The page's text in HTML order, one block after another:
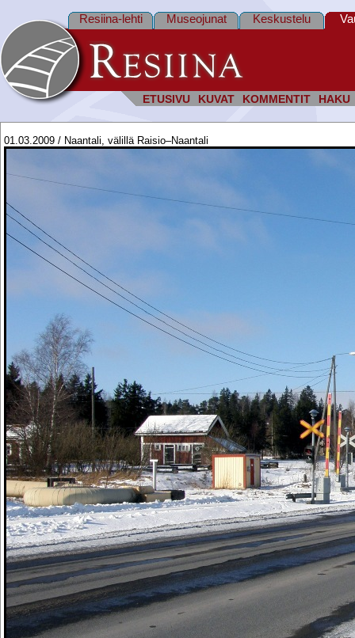
ETUSIVU KUVAT KOMMENTIT HAKU
Resiina-lehti Museojunat Keskustelu
01.03.2009 / Naantali, välillä Raisio–Naantali